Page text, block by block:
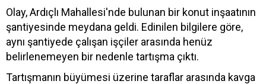
Olay, Ardıçlı Mahallesi'nde bulunan bir konut inşaatının
şantiyesinde meydana geldi. Edinilen bilgilere göre,
aynı şantiyede çalışan işçiler arasında henüz
belirlenemeyen bir nedenle tartışma çıktı.
Tartışmanın büyümesi üzerine taraflar arasında kavga